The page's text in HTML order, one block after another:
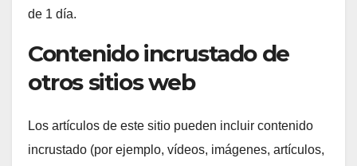
de 1 día.
Contenido incrustado de
otros sitios web
Los artículos de este sitio pueden incluir contenido
incrustado (por ejemplo, vídeos, imágenes, artículos,